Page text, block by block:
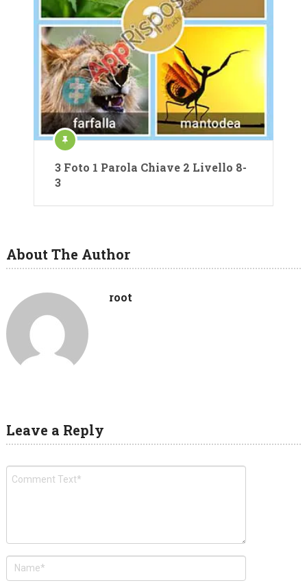
3 Foto 1 Parola Chiave 2 Livello 8-
3
About The Author
root
Leave a Reply